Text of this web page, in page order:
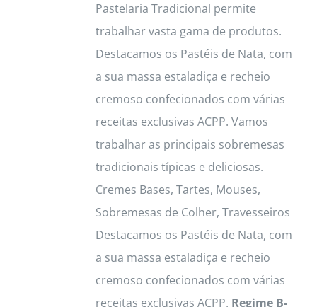
Pastelaria Tradicional permite
trabalhar vasta gama de produtos.
Destacamos os Pastéis de Nata, com
a sua massa estaladiça e recheio
cremoso confecionados com várias
receitas exclusivas ACPP. Vamos
trabalhar as principais sobremesas
tradicionais típicas e deliciosas.
Cremes Bases, Tartes, Mouses,
Sobremesas de Colher, Travesseiros
Destacamos os Pastéis de Nata, com
a sua massa estaladiça e recheio
cremoso confecionados com várias
receitas exclusivas ACPP. Regime B-